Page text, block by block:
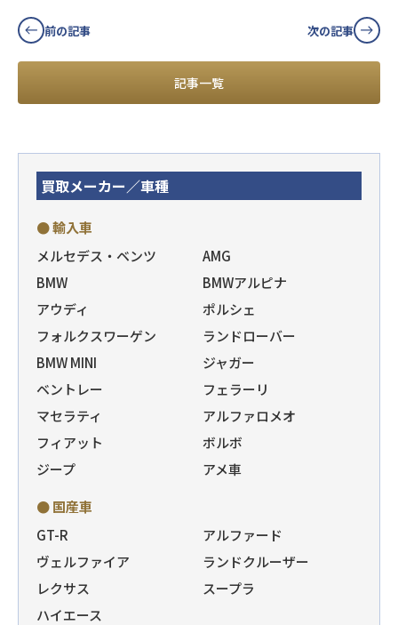
前の記事
記事一覧
次の記事
買取メーカー／車種
● 輸入車
メルセデス・ベンツ
AMG
BMW
BMWアルピナ
アウディ
ポルシェ
フォルクスワーゲン
ランドローバー
BMW MINI
ジャガー
ベントレー
フェラーリ
マセラティ
アルファロメオ
フィアット
ボルボ
ジープ
アメ車
● 国産車
GT-R
アルファード
ヴェルファイア
ランドクルーザー
レクサス
スープラ
ハイエース